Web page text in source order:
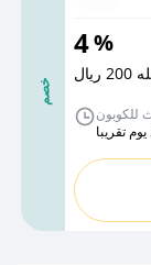
خصم
4%
للكوبون
تقريبا